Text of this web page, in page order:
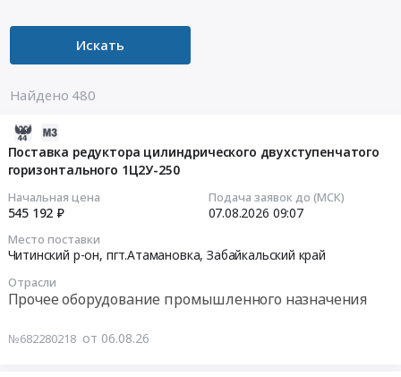
Искать
Найдено 480
Поставка редуктора цилиндрического двухступенчатого
горизонтального 1Ц2У-250
Начальная цена
545 192 ₽
Подача заявок до (МСК)
07.08.2026 09:07
Место поставки
Читинский р-он, пгт.Атамановка,Забайкальский край
Отрасли
Прочее оборудование промышленного назначения
№682280218 от 06.08.26